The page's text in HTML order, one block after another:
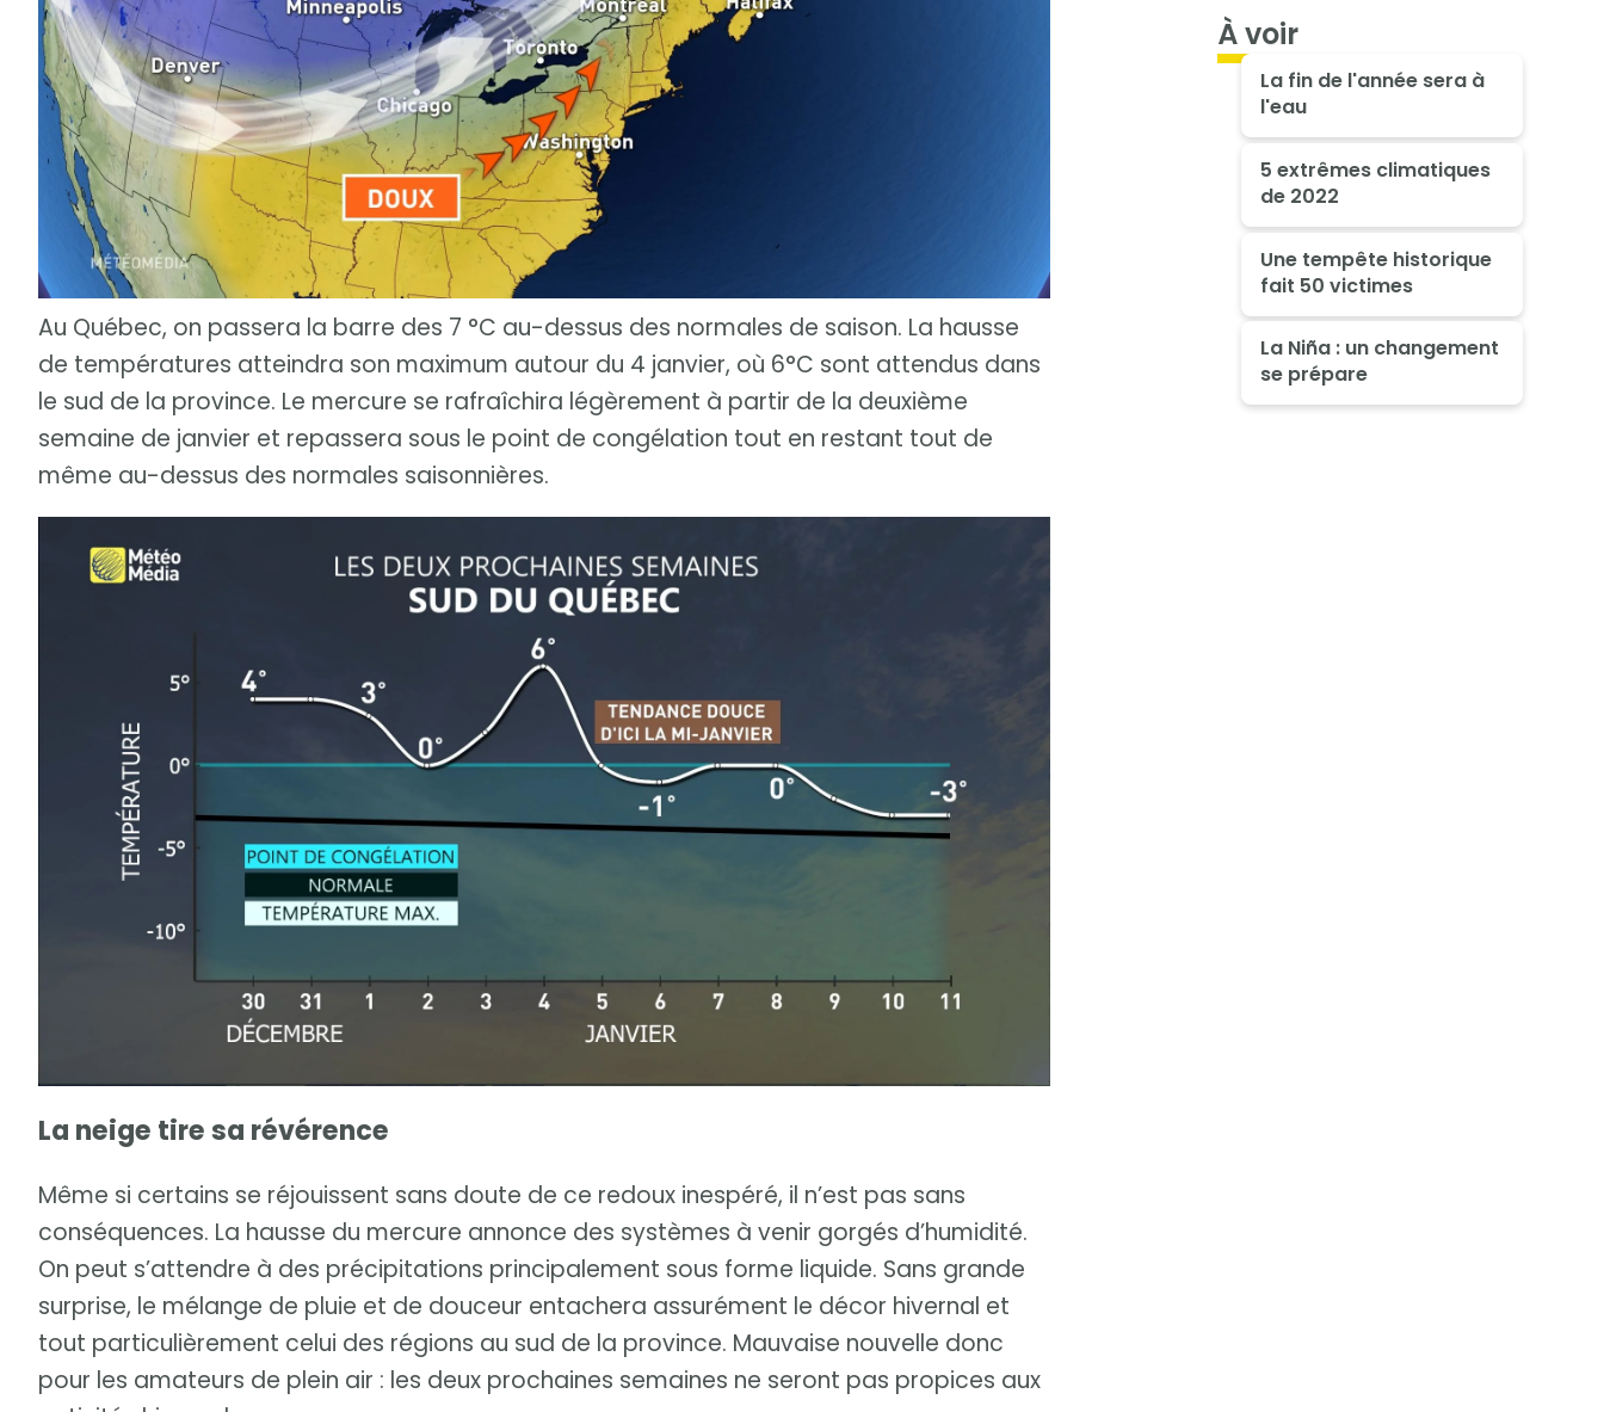
Au Québec, on passera la barre des 7 °C au-dessus des normales de saison. La hausse
de températures atteindra son maximum autour du 4 janvier, où 6°C sont attendus dans
le sud de la province. Le mercure se rafraîchira légèrement à partir de la deuxième
semaine de janvier et repassera sous le point de congélation tout en restant tout de
même au-dessus des normales saisonnières.
La neige tire sa révérence
Même si certains se réjouissent sans doute de ce redoux inespéré, il n’est pas sans
conséquences. La hausse du mercure annonce des systèmes à venir gorgés d’humidité.
On peut s’attendre à des précipitations principalement sous forme liquide. Sans grande
surprise, le mélange de pluie et de douceur entachera assurément le décor hivernal et
tout particulièrement celui des régions au sud de la province. Mauvaise nouvelle donc
pour les amateurs de plein air : les deux prochaines semaines ne seront pas propices aux
À voir
La fin de l'année sera à
l'eau
5 extrêmes climatiques
de 2022
Une tempête historique
fait 50 victimes
La Niña : un changement
se prépare